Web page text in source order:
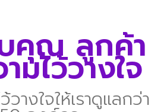
คุณ ลูกค้า
มไว้วางใจ
วางใจให้เราดูแลกว่า